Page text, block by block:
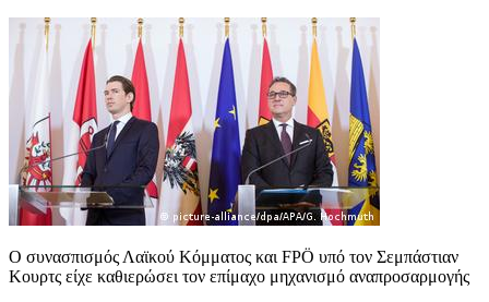
Ο συνασπισμός Λαϊκού Κόμματος και FPÖ υπό τον Σεμπάστιαν
Κουρτς είχε καθιερώσει τον επίμαχο μηχανισμό αναπροσαρμογής